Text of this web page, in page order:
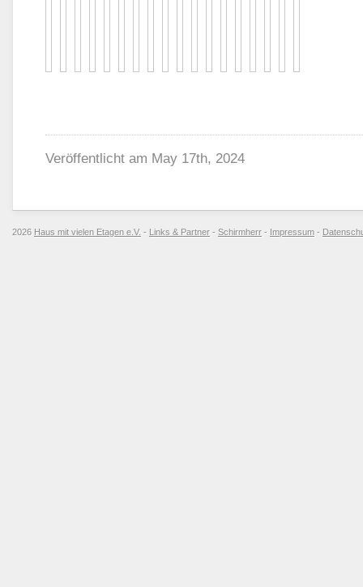
Veröffentlicht am May 17th, 2024
2026 Haus mit vielen Etagen e.V. - Links & Partner - Schirmherr - Impressum -